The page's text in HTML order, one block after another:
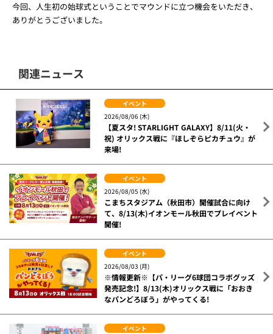
今回、人生初の始球式ということでマウンドに立つ機会をいただき、
ありがとうございました。
関連ニュース
イベント
2026/08/06 (木)
【夏スタ! STARLIGHT GALAXY】8/11(火・
祝) オリックス戦に『ほしぞらピカチュウ』が
来場!
イベント
2026/08/05 (水)
こまちスタジアム（秋田市）開催試合に向け
て、8/13(木)イオンモール秋田でプレイベント
開催!
イベント
2026/08/03 (月)
※情報更新※【パ・リーグ6球団コラボグッズ
発売記念!】8/13(木)オリックス戦に「おおき
なパンどろぼう」がやってくる!
イベント